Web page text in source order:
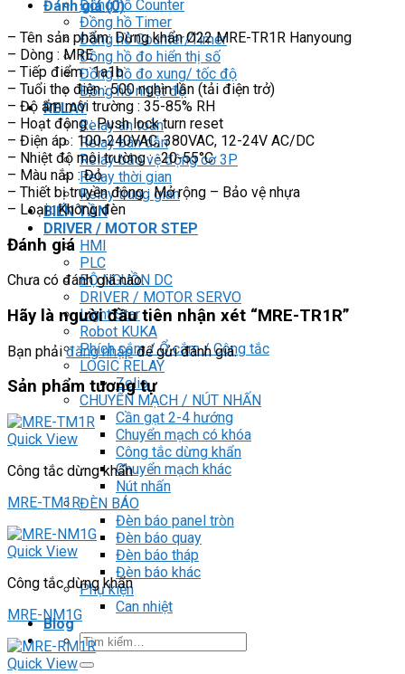
Đồng hồ Counter
Đồng hồ Timer
Đồng hồ Counter/Timer
Đồng hồ đo hiển thị số
Đồng hồ đo xung/ tốc độ
Đồng hồ nhiệt độ
RELAY
Relay an toàn
Relay bán dẫn
Relay bảo vệ động cơ 3P
Relay thời gian
Relay trung gian
BIẾN TẦN
DRIVER / MOTOR STEP
HMI
PLC
BỘ NGUỒN DC
DRIVER / MOTOR SERVO
Light Star
Robot KUKA
Phích cắm / Ổ cắm / Công tắc
LOGIC RELAY
Zelio
CHUYỂN MẠCH / NÚT NHẤN
Cần gạt 2-4 hướng
Chuyển mạch có khóa
Công tắc dừng khẩn
Chuyển mạch khác
Nút nhấn
ĐÈN BÁO
Đèn báo panel tròn
Đèn báo quay
Đèn báo tháp
Đèn báo khác
Phụ kiện
Can nhiệt
Blog
Tìm
kiếm:
Đánh giá (0)
– Tên sản phẩm: Dừng khẩn Ø22 MRE-TR1R Hanyoung
– Dòng : MRE
– Tiếp điểm : 1a1b
– Tuổi thọ điện : 500 nghìn lần (tải điện trở)
– Độ ẩm môi trường : 35-85% RH
– Hoạt động : Push lock turn reset
– Điện áp : 100-240VAC, 380VAC, 12-24V AC/DC
– Nhiệt độ môi trường : -20-55°C
– Màu nắp : Đỏ
– Thiết bị truyền động : Mở rộng – Bảo vệ nhựa
– Loại : Không đèn
Đánh giá
Chưa có đánh giá nào.
Hãy là người đầu tiên nhận xét “MRE-TR1R”
Bạn phảiđăng nhậpđể gửi đánh giá.
Sản phẩm tương tự
Quick View
Công tắc dừng khẩn
MRE-TM1R
Quick View
Công tắc dừng khẩn
MRE-NM1G
Quick View